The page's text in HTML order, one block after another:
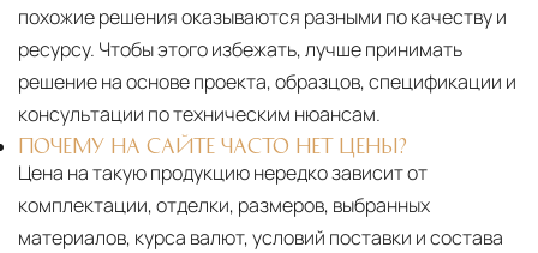
похожие решения оказываются разными по качеству и
ресурсу. Чтобы этого избежать, лучше принимать
решение на основе проекта, образцов, спецификации и
консультации по техническим нюансам.
ПОЧЕМУ НА САЙТЕ ЧАСТО НЕТ ЦЕНЫ?
Цена на такую продукцию нередко зависит от
комплектации, отделки, размеров, выбранных
материалов, курса валют, условий поставки и состава